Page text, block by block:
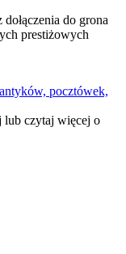
do grona
prestiżowych
pocztówek,
lub czytaj więcej o